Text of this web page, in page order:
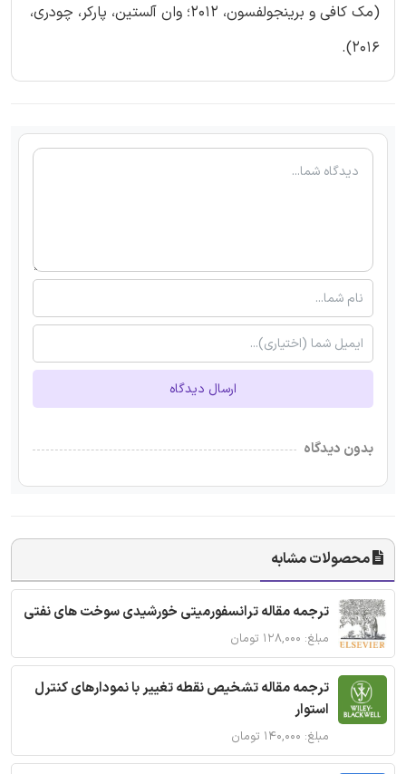
(مک کافی و برینجولفسون، 2012؛ وان آلستین، پارکر، چودری،
2016).
ارسال دیدگاه
بدون دیدگاه
محصولات مشابه
ترجمه مقاله ترانسفورمیتی خورشیدی سوخت های نفتی
مبلغ: ۱۲۸,۰۰۰ تومان
ترجمه مقاله تشخیص نقطه تغییر با نمودارهای کنترل
استوار
مبلغ: ۱۴۰,۰۰۰ تومان